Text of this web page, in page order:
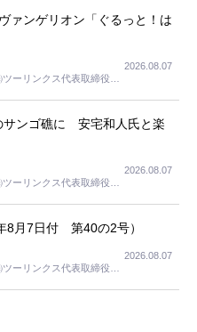
ンゲリオン「ぐるっと！は
ーリンクス代表取締役社
2026.08.07
サンゴ礁に 安宅和人氏と楽
ーリンクス代表取締役社
2026.08.07
8月7日付 第40の2号）
ーリンクス代表取締役社
2026.08.07